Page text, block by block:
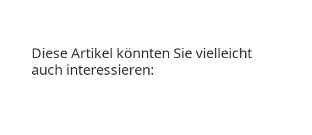
Diese Artikel könnten Sie vielleicht
auch interessieren: